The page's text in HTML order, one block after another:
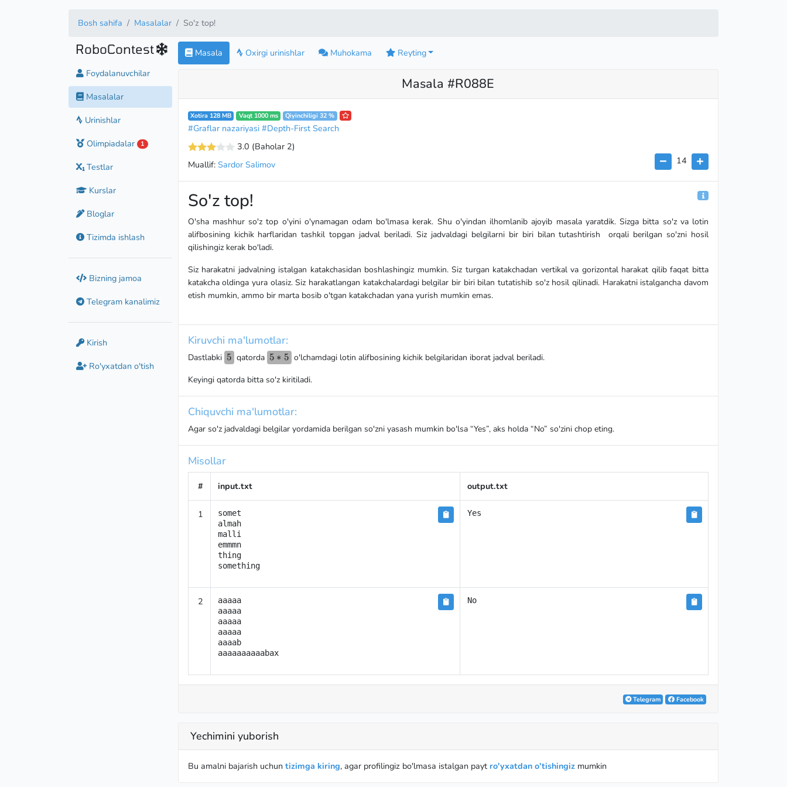
Bosh sahifa Masalalar So'z top!
RoboContest
Foydalanuvchilar
Masalalar
Urinishlar
Olimpiadalar
1
Testlar
Kurslar
Bloglar
Tizimda ishlash
Bizning jamoa
Telegram kanalimiz
Kirish
Ro'yxatdan o'tish
Masala Oxirgi urinishlar Muhokama Reyting
Masala #R088E
Xotira 128 MB Vaqt 1000 ms Qiyinchiligi 32 %
#Graflar nazariyasi #Depth-First Search
3.0 (Baholar 2)
14
Muallif: Sardor Salimov
So'z top!
O'sha mashhur so'z top o'yini o'ynamagan odam bo'lmasa kerak. Shu o'yindan ilhomlanib ajoyib masala yaratdik. Sizga bitta so'z va lotin
alifbosining kichik harflaridan tashkil topgan jadval beriladi. Siz jadvaldagi belgilarni bir biri bilan tutashtirish orqali berilgan so'zni hosil
qilishingiz kerak bo'ladi.
Siz harakatni jadvalning istalgan katakchasidan boshlashingiz mumkin. Siz turgan katakchadan vertikal va gorizontal harakat qilib faqat bitta
katakcha oldinga yura olasiz. Siz harakatlangan katakchalardagi belgilar bir biri bilan tutatishib so'z hosil qilinadi. Harakatni istalgancha davom
etish mumkin, ammo bir marta bosib o'tgan katakchadan yana yurish mumkin emas.
Kiruvchi ma'lumotlar:
Dastlabki 5
5 qatorda 5*5
5 ∗ 5 o'lchamdagi lotin alifbosining kichik belgilaridan iborat jadval beriladi.
Keyingi qatorda bitta so'z kiritiladi.
Chiquvchi ma'lumotlar:
Agar so'z jadvaldagi belgilar yordamida berilgan so'zni yasash mumkin bo'lsa “Yes”, aks holda “No” so'zini chop eting.
Misollar
# input.txt output.txt
1
somet
almah
malli
emmmn
thing
something
Yes
2
aaaaa
aaaaa
aaaaa
aaaaa
aaaab
aaaaaaaaaabax
No
Telegram Facebook
Yechimini yuborish
Bu amalni bajarish uchun tizimga kiring, agar profilingiz bo'lmasa istalgan payt ro'yxatdan o'tishingizmumkin